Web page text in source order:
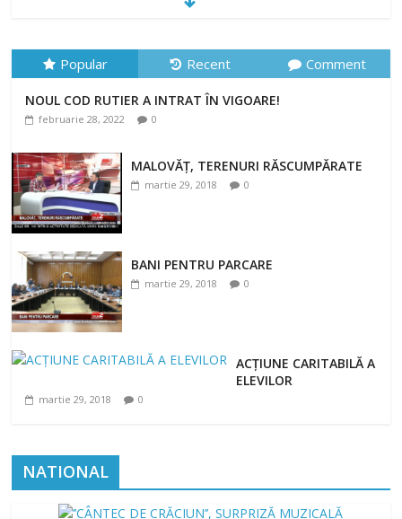
NOUL COD RUTIER A INTRAT ÎN VIGOARE!
februarie 28, 2022 0
Popular Recent Comment
NOUL COD RUTIER A INTRAT ÎN VIGOARE!
februarie 28, 2022 0
MALOVĂȚ, TERENURI RĂSCUMPĂRATE
martie 29, 2018 0
BANI PENTRU PARCARE
martie 29, 2018 0
ACȚIUNE CARITABILĂ A
ELEVILOR
martie 29, 2018 0
NATIONAL